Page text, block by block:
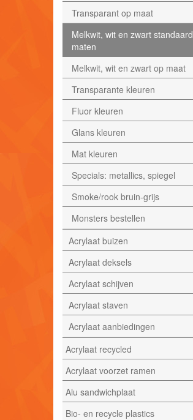
Transparant op maat
Melkwit, wit en zwart standaard
maten
Melkwit, wit en zwart op maat
Transparante kleuren
Fluor kleuren
Glans kleuren
Mat kleuren
Specials: metallics, spiegel
Smoke/rook bruin-grijs
Monsters bestellen
Acrylaat buizen
Acrylaat deksels
Acrylaat schijven
Acrylaat staven
Acrylaat aanbiedingen
Acrylaat recycled
Acrylaat voorzet ramen
Alu sandwichplaat
Bio- en recycle plastics